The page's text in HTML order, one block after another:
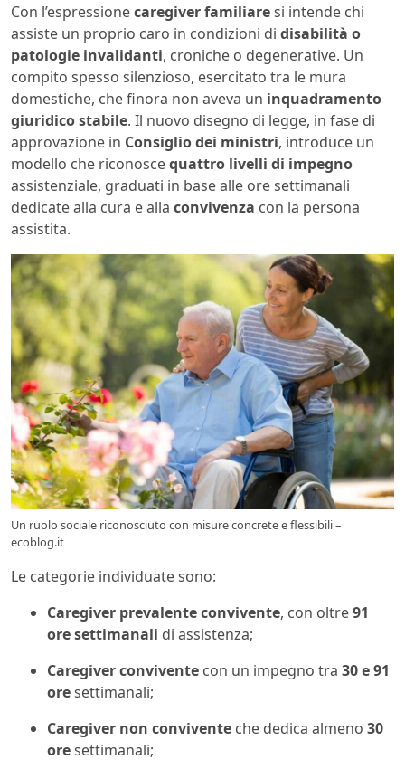
Con l’espressionecaregiver familiaresi intende chi
assiste un proprio caro in condizioni di disabilità o
patologie invalidanti, croniche o degenerative. Un
compito spesso silenzioso, esercitato tra le mura
domestiche, che finora non aveva un inquadramento
giuridico stabile. Il nuovo disegno di legge, in fase di
approvazione in Consiglio dei ministri, introduce un
modello che riconoscequattro livelli di impegno
assistenziale, graduati in base alle ore settimanali
dedicate alla cura e alla convivenza con la persona
assistita.
Un ruolo sociale riconosciuto con misure concrete e flessibili –
ecoblog.it
Le categorie individuate sono:
Caregiver prevalente convivente, con oltre91
ore settimanali di assistenza;
Caregiver convivente con un impegno tra 30 e 91
oresettimanali;
Caregiver non convivente che dedica almeno 30
oresettimanali;